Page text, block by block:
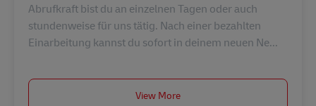
Abrufkraft bist du an einzelnen Tagen oder auch
stundenweise für uns tätig. Nach einer bezahlten
Einarbeitung kannst du sofort in deinem neuen Ne...
View More